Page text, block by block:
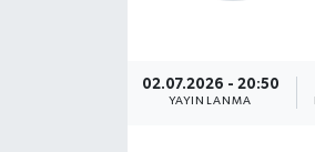
02.07.2026 - 20:50
YAYINLANMA
Son Dakika Haberleri